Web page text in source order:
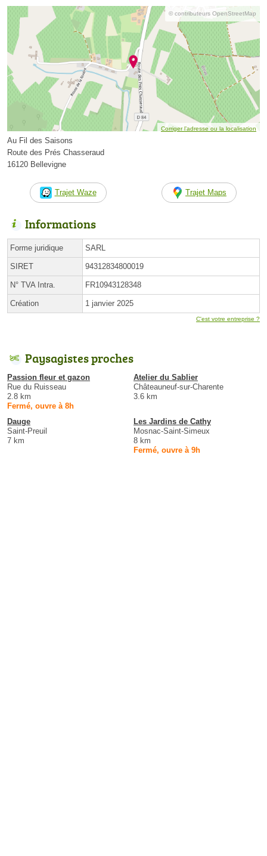
© contributeurs OpenStreetMap
Corriger l’adresse ou la localisation
Au Fil des Saisons
Route des Prés Chasseraud
16120 Bellevigne
Trajet Waze Trajet Maps
Informations
Forme juridique SARL
SIRET 94312834800019
N° TVA Intra. FR10943128348
Création 1 janvier 2025
C'est votre entreprise ?
Paysagistes proches
Passion fleur et gazon
Rue du Ruisseau
2.8 km
Fermé, ouvre à 8h
Atelier du Sablier
Châteauneuf-sur-Charente
3.6 km
Dauge
Saint-Preuil
7 km
Les Jardins de Cathy
Mosnac-Saint-Simeux
8 km
Fermé, ouvre à 9h